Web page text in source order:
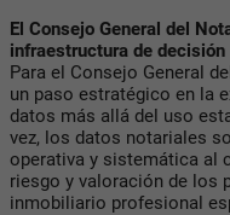
El Consejo General del
infraestructura de decisión
Para el Consejo General
un paso estratégico en la
datos más allá del uso
vez, los datos notariales
operativa y sistemática al
riesgo y valoración de los
inmobiliario profesional